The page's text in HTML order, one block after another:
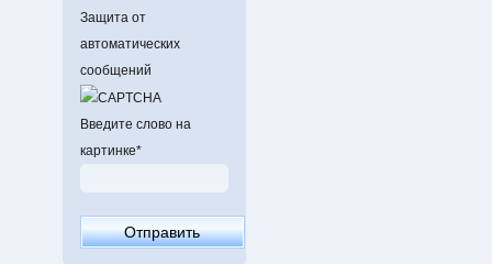
Защита от
автоматических
сообщений
Введите слово на
картинке*